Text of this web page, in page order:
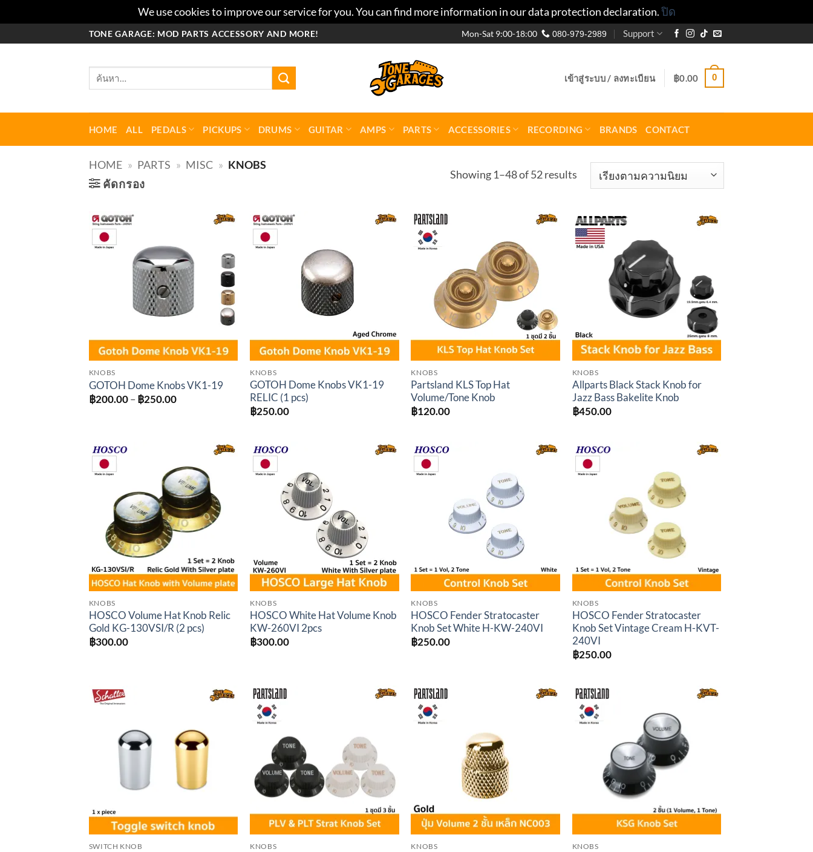
We use cookies to improve our service for you. You can find more information in our data protection declaration.ปิด
TONE GARAGE: MOD PARTS ACCESSORY AND MORE! Mon-Sat 9:00-18:00 080-979-2989 Support
ค้นหา:
เข้าสู่ระบบ / ลงทะเบียน ฿0.00 0
HOME ALL PEDALS PICKUPS DRUMS GUITAR AMPS PARTS ACCESSORIES RECORDING BRANDS CONTACT
HOME » PARTS » MISC » KNOBS
คัดกรอง
Showing 1–48 of 52 results Sorted
wishlist
KNOBS
GOTOH Dome Knobs VK1-19
฿200.00 – ฿250.00Price
KNOBS
GOTOH Dome Knobs VK1-19
RELIC (1 pcs)
฿250.00
wishlist
KNOBS
Partsland KLS Top Hat
Volume/Tone Knob
฿120.00
KNOBS
Allparts Black Stack Knob for
Jazz Bass Bakelite Knob
฿450.00
Add to
wishlist
KNOBS
HOSCO Volume Hat Knob Relic
Gold KG-130VSI/R (2 pcs)
฿300.00
KNOBS
HOSCO White Hat Volume Knob
KW-260VI 2pcs
฿300.00
KNOBS
HOSCO Fender Stratocaster
Knob Set White H-KW-240VI
฿250.00
wishlist
KNOBS
HOSCO Fender Stratocaster
Knob Set Vintage Cream H-KVT-
240VI
฿250.00
wishlist
SWITCH KNOB KNOBS KNOBS KNOBS